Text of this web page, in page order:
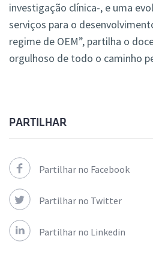
investigação clínica-, e uma
serviços para o
regime de OEM”, partilha o
orgulhoso de todo o caminho
PARTILHAR
Partilhar no Facebook
Partilhar no Twitter
Partilhar no Linkedin